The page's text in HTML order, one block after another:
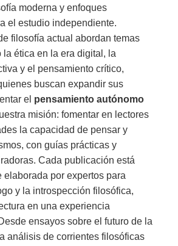
moderna y enfoques
el estudio independiente.
filosofía actual abordan temas
la ética en la era digital, la
y el pensamiento crítico,
buscan expandir sus
el pensamiento autónomo
misión: fomentar en lectores
la capacidad de pensar y
con guías prácticas y
Cada publicación está
elaborada por expertos para
y la introspección filosófica,
en una experiencia
ensayos sobre el futuro de la
análisis de corrientes filosóficas